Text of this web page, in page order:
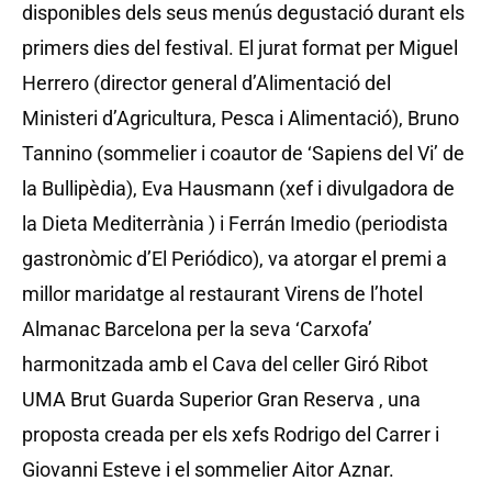
disponibles dels seus menús degustació durant els
primers dies del festival. El jurat format per Miguel
Herrero (director general d’Alimentació del
Ministeri d’Agricultura, Pesca i Alimentació), Bruno
Tannino (sommelier i coautor de ‘Sapiens del Vi’ de
la Bullipèdia), Eva Hausmann (xef i divulgadora de
la Dieta Mediterrània ) i Ferrán Imedio (periodista
gastronòmic d’El Periódico), va atorgar el premi a
millor maridatge al restaurant Virens de l’hotel
Almanac Barcelona per la seva ‘Carxofa’
harmonitzada amb el Cava del celler Giró Ribot
UMA Brut Guarda Superior Gran Reserva , una
proposta creada per els xefs Rodrigo del Carrer i
Giovanni Esteve i el sommelier Aitor Aznar.